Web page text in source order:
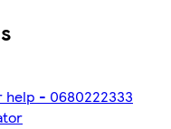
help - 0680222333